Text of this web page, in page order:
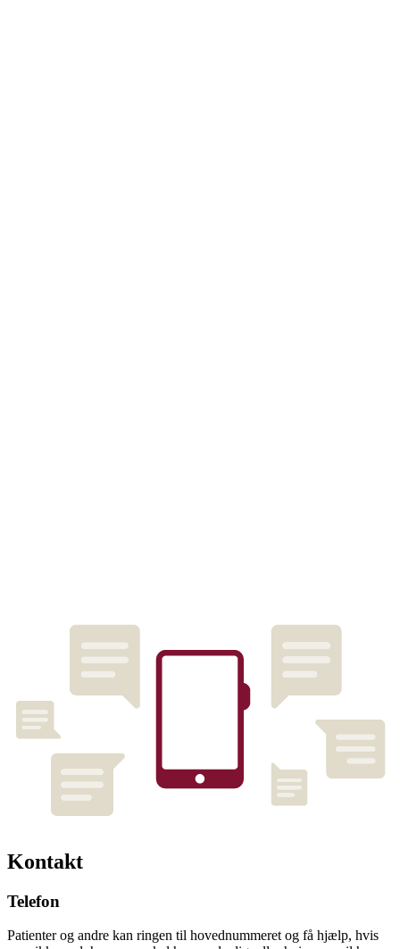
Kontakt
Telefon
Patienter og andre kan ringen til hovednummeret og få hjælp, hvis